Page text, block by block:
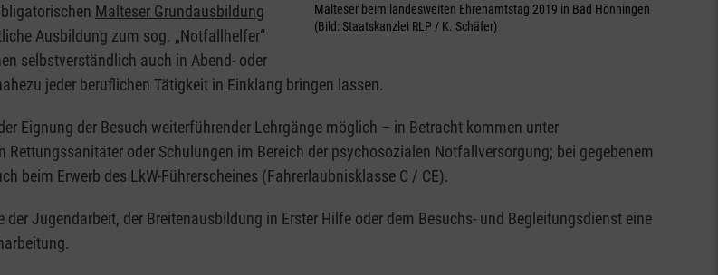
Malteser beim landesweiten Ehrenamtstag 2019 in Bad Hönningen
(Bild: Staatskanzlei RLP / K. Schäfer)
Malteser Grundausbildung
Ausbildung zum sog. „Notfallhelfer“
selbstverständlich auch in Abend- oder
jeder beruflichen Tätigkeit in Einklang bringen lassen.
Eignung der Besuch weiterführender Lehrgänge möglich – in Betracht kommen unter
oder Schulungen im Bereich der psychosozialen Notfallversorgung; bei gegebenem
beim Erwerb des LkW-Führerscheines (Fahrerlaubnisklasse C / CE).
Jugendarbeit, der Breitenausbildung in Erster Hilfe oder dem Besuchs- und Begleitungsdienst eine